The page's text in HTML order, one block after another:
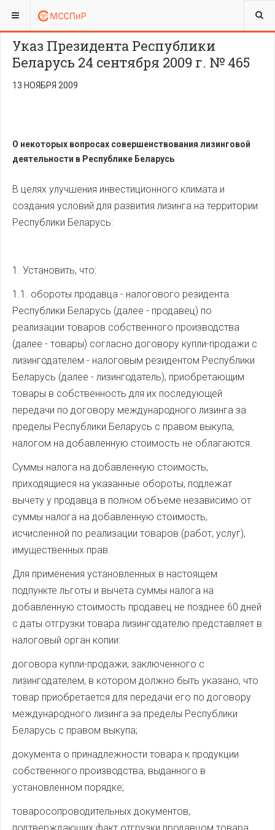
ВЫ ЗДЕСЬ:
Указ Президента Республики
Беларусь 24 сентября 2009 г. № 465
13 НОЯБРЯ 2009
О некоторых вопросах совершенствования лизинговой
деятельности в Республике Беларусь
В целях улучшения инвестиционного климата и
создания условий для развития лизинга на территории
Республики Беларусь:
1. Установить, что:
1.1. обороты продавца - налогового резидента
Республики Беларусь (далее - продавец) по
реализации товаров собственного производства
(далее - товары) согласно договору купли-продажи с
лизингодателем - налоговым резидентом Республики
Беларусь (далее - лизингодатель), приобретающим
товары в собственность для их последующей
передачи по договору международного лизинга за
пределы Республики Беларусь с правом выкупа,
налогом на добавленную стоимость не облагаются.
Суммы налога на добавленную стоимость,
приходящиеся на указанные обороты, подлежат
вычету у продавца в полном объеме независимо от
суммы налога на добавленную стоимость,
исчисленной по реализации товаров (работ, услуг),
имущественных прав.
Для применения установленных в настоящем
подпункте льготы и вычета суммы налога на
добавленную стоимость продавец не позднее 60 дней
с даты отгрузки товара лизингодателю представляет в
налоговый орган копии:
договора купли-продажи, заключенного с
лизингодателем, в котором должно быть указано, что
товар приобретается для передачи его по договору
международного лизинга за пределы Республики
Беларусь с правом выкупа;
документа о принадлежности товара к продукции
собственного производства, выданного в
установленном порядке;
товаросопроводительных документов,